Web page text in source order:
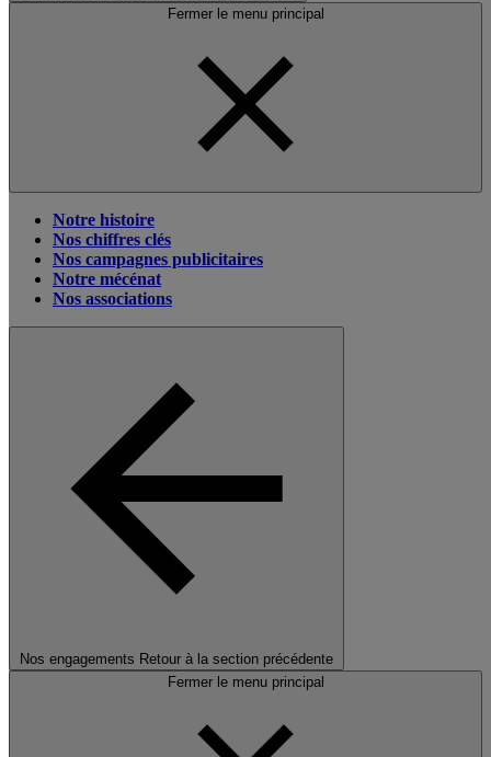
Fermer le menu principal
Notre histoire
Nos chiffres clés
Nos campagnes publicitaires
Notre mécénat
Nos associations
Nos engagements Retour à la section précédente
Fermer le menu principal